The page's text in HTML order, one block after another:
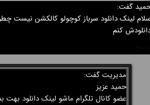
گفت:
لینک دانلود سرباز کوچولو کالکشن نیست
کنم
مدیریت گفت:
حمید عزیز
عضو کانال تلگرام ماشو لینک دانلود بهت